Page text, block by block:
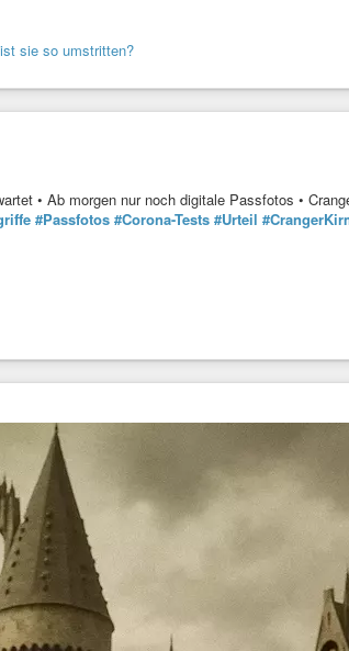
sie so umstritten?
• Ab morgen nur noch digitale Passfotos •
#Passfotos #Corona-Tests #Urteil